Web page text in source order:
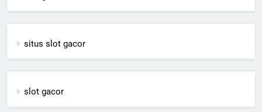
situs slot gacor
slot gacor